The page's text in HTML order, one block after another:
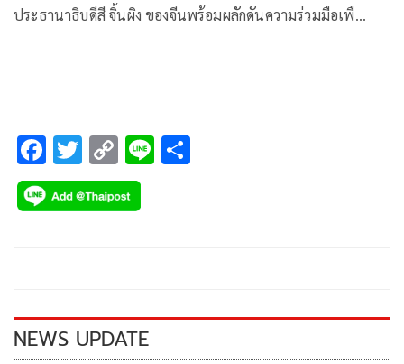
ประธานาธิบดีสี จิ้นผิง ของจีนพร้อมผลักดันความร่วมมือเพื…
F
ac
e
k
T
wi
tt
C
o
p
k
Li
NEWS UPDATE